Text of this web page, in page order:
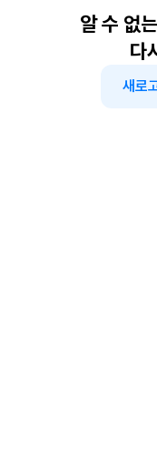
알 수 없
다
새로